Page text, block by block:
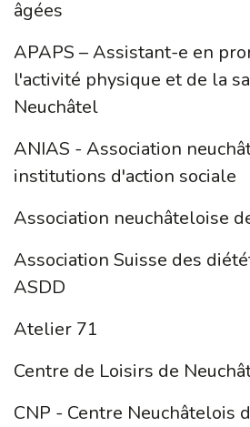
âgées
APAPS – Assistant-e en
l'activité physique et de la
Neuchâtel
ANIAS - Association
institutions d'action sociale
Association neuchâteloise
Association Suisse des
ASDD
Atelier 71
Centre de Loisirs de
CNP - Centre Neuchâtelois